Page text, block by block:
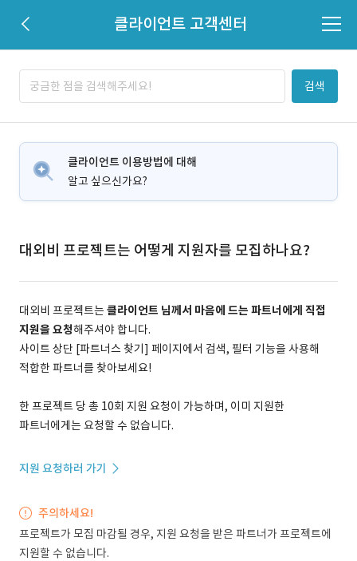
클라이언트 고객센터
검색
클라이언트 이용방법에 대해
알고 싶으신가요?
대외비 프로젝트는 어떻게 지원자를 모집하나요?
대외비 프로젝트는 클라이언트 님께서 마음에 드는 파트너에게 직접
지원을 요청해주셔야 합니다.
사이트 상단 [파트너스 찾기] 페이지에서 검색, 필터 기능을 사용해
적합한 파트너를 찾아보세요!
한 프로젝트 당 총 10회 지원 요청이 가능하며, 이미 지원한
파트너에게는 요청할 수 없습니다.
지원 요청하러 가기
주의하세요!
프로젝트가 모집 마감될 경우, 지원 요청을 받은 파트너가 프로젝트에
지원할 수 없습니다.